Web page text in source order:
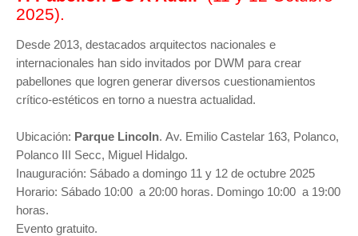
2025).
Desde 2013, destacados arquitectos nacionales e
internacionales han sido invitados por DWM para crear
pabellones que logren generar diversos cuestionamientos
crítico-estéticos en torno a nuestra actualidad.
Ubicación: Parque Lincoln. Av. Emilio Castelar 163, Polanco,
Polanco III Secc, Miguel Hidalgo.
Inauguración: Sábado a domingo 11 y 12 de octubre 2025
Horario: Sábado 10:00 a 20:00 horas. Domingo 10:00 a 19:00
horas.
Evento gratuito.